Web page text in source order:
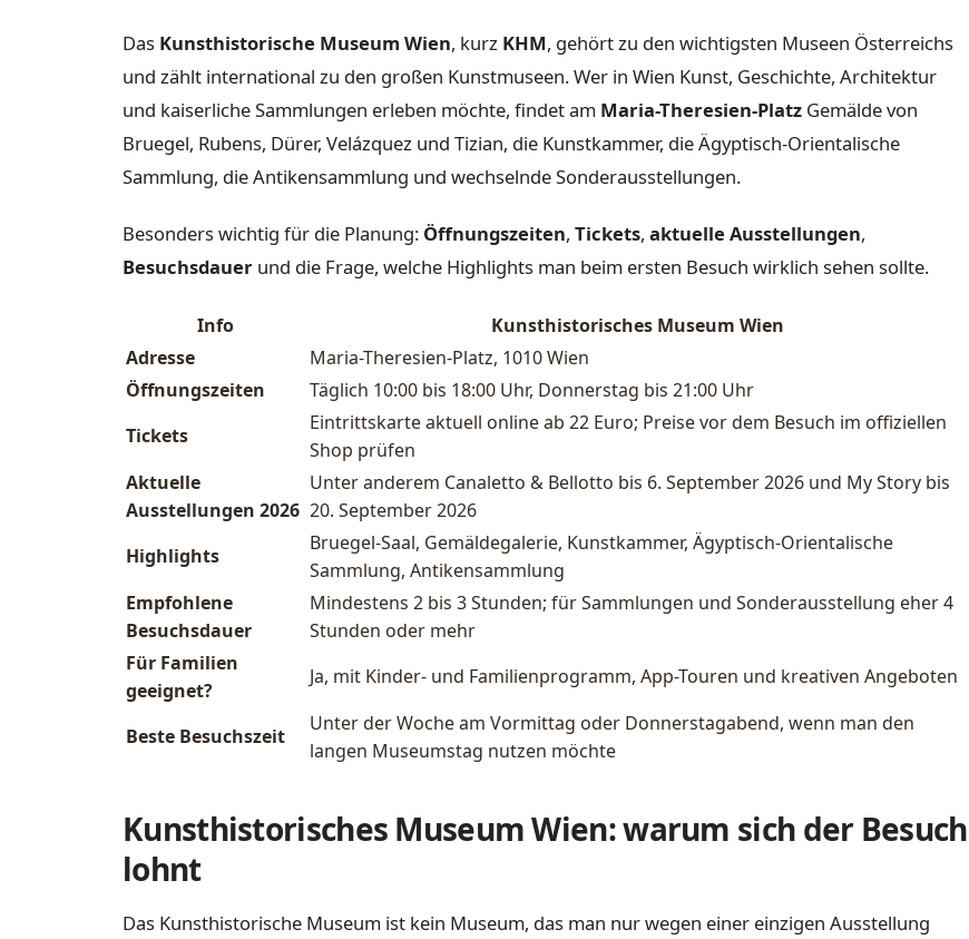
Das Kunsthistorische Museum Wien, kurz KHM, gehört zu den wichtigsten Museen Österreichs
und zählt international zu den großen Kunstmuseen. Wer in Wien Kunst, Geschichte, Architektur
und kaiserliche Sammlungen erleben möchte, findet am Maria-Theresien-Platz Gemälde von
Bruegel, Rubens, Dürer, Velázquez und Tizian, die Kunstkammer, die Ägyptisch-Orientalische
Sammlung, die Antikensammlung und wechselnde Sonderausstellungen.
Besonders wichtig für die Planung: Öffnungszeiten, Tickets, aktuelle Ausstellungen,
Besuchsdauer und die Frage, welche Highlights man beim ersten Besuch wirklich sehen sollte.
Info
Kunsthistorisches Museum Wien
Adresse
Maria-Theresien-Platz, 1010 Wien
Öffnungszeiten
Täglich 10:00 bis 18:00 Uhr, Donnerstag bis 21:00 Uhr
Tickets
Eintrittskarte aktuell online ab 22 Euro; Preise vor dem Besuch im offiziellen
Shop prüfen
Aktuelle
Ausstellungen 2026
Unter anderem Canaletto & Bellotto bis 6. September 2026 und My Story bis
20. September 2026
Highlights
Bruegel-Saal, Gemäldegalerie, Kunstkammer, Ägyptisch-Orientalische
Sammlung, Antikensammlung
Empfohlene
Besuchsdauer
Mindestens 2 bis 3 Stunden; für Sammlungen und Sonderausstellung eher 4
Stunden oder mehr
Für Familien
geeignet?
Ja, mit Kinder- und Familienprogramm, App-Touren und kreativen Angeboten
Beste Besuchszeit
Unter der Woche am Vormittag oder Donnerstagabend, wenn man den
langen Museumstag nutzen möchte
Kunsthistorisches Museum Wien: warum sich der Besuch
lohnt
Das Kunsthistorische Museum ist kein Museum, das man nur wegen einer einzigen Ausstellung